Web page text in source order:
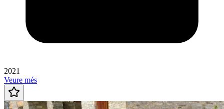
2021
Veure més